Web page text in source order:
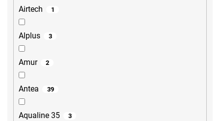
Airtech 1
Alplus 3
Amur 2
Antea 39
Aqualine 35 3